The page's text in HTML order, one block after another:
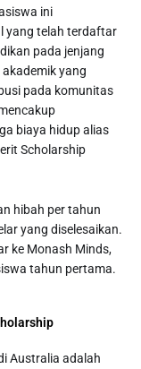
ini
yang telah terdaftar
pada jenjang
yang
pada komunitas
biaya hidup alias
Scholarship
hibah per tahun
yang diselesaikan.
ke Monash Minds,
tahun pertama.
Australia adalah